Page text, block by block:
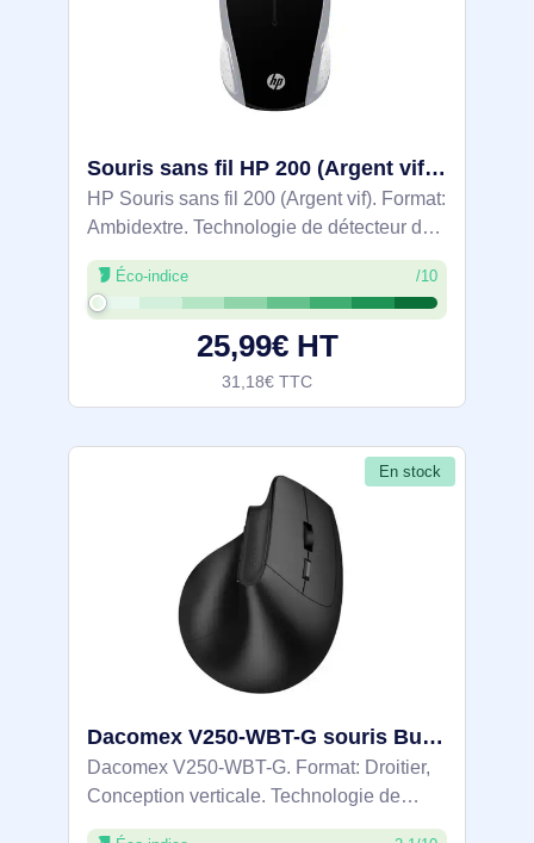
Souris sans fil HP 200 (Argent vif) - 2HU84AA
HP Souris sans fil 200 (Argent vif). Format:
Ambidextre. Technologie de détecteur de
mouvement: Optique, Interface de
l'appareil: RF sans fil, Résolution en
mouvement: 1000 DPI, Type de boutons:
Éco-indice /10
25,99€ HT
31,18€ TTC
En stock
Dacomex V250-WBT-G souris Bureau Droitier Wi-Fi Optique 2400 DPI
Dacomex V250-WBT-G. Format: Droitier,
Conception verticale. Technologie de
détecteur de mouvement: Optique,